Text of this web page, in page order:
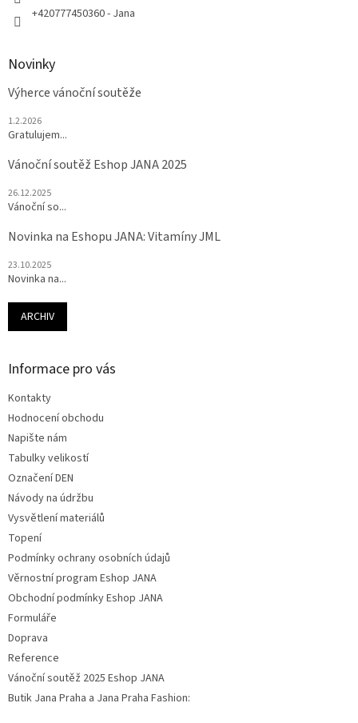
+420777450360 - Jana
Novinky
Výherce vánoční soutěže
1.2.2026
Gratulujem...
Vánoční soutěž Eshop JANA 2025
26.12.2025
Vánoční so...
Novinka na Eshopu JANA: Vitamíny JML
23.10.2025
Novinka na...
ARCHIV
Informace pro vás
Kontakty
Hodnocení obchodu
Napište nám
Tabulky velikostí
Označení DEN
Návody na údržbu
Vysvětlení materiálů
Topení
Podmínky ochrany osobních údajů
Věrnostní program Eshop JANA
Obchodní podmínky Eshop JANA
Formuláře
Doprava
Reference
Vánoční soutěž 2025 Eshop JANA
Butik Jana Praha a Jana Praha Fashion: